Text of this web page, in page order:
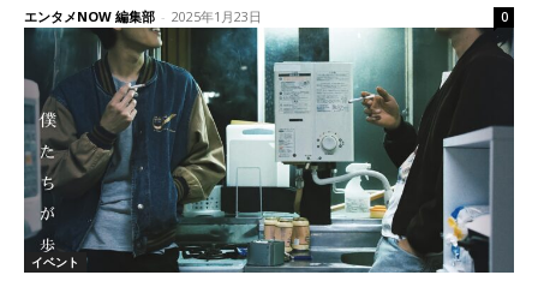
エンタメNOW 編集部 - 2025年1月23日 0
イベント